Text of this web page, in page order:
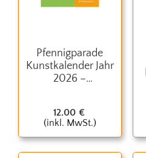
Pfennigparade
Kunstkalender Jahr
2026 –
werkstatt
12.00 €
(inkl. MwSt.)